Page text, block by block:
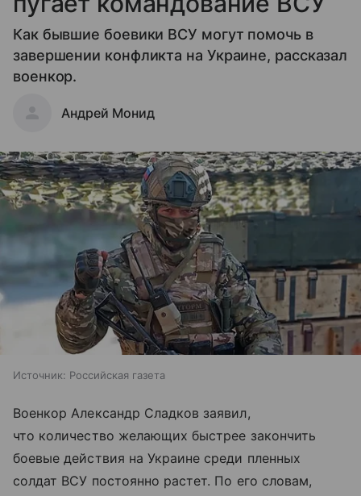
Как бывшие боевики ВСУ могут помочь в
завершении конфликта на Украине, рассказал
военкор.
Андрей Монид
Источник: Российская газета
Военкор Александр Сладков заявил,
что количество желающих быстрее закончить
боевые действия на Украине среди пленных
солдат ВСУ постоянно растет. По его словам,